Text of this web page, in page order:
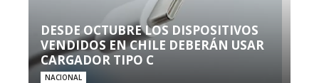
DESDE OCTUBRE LOS DISPOSITIVOS
VENDIDOS EN CHILE DEBERÁN USAR
CARGADOR TIPO C
NACIONAL